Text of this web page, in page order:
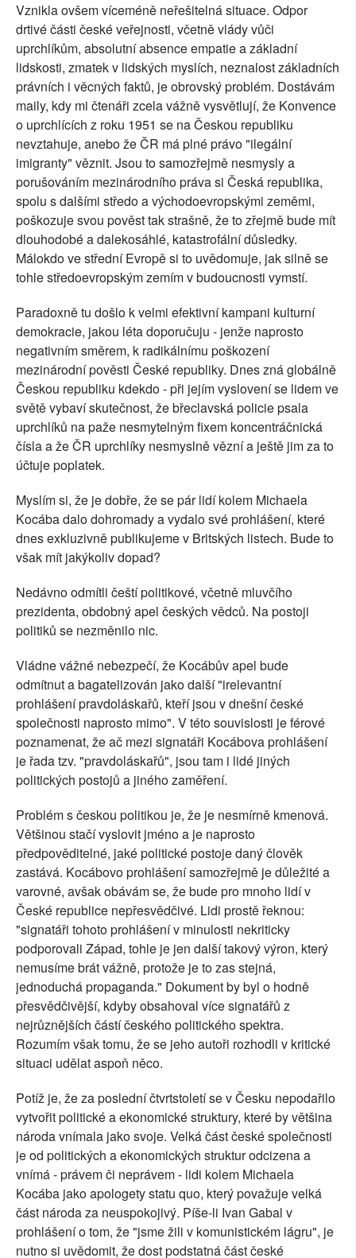
Vznikla ovšem víceméně neřešitelná situace. Odpor
drtivé části české veřejnosti, včetně vlády vůči
uprchlíkům, absolutní absence empatie a základní
lidskosti, zmatek v lidských myslích, neznalost základních
právních i věcných faktů, je obrovský problém. Dostávám
maily, kdy mi čtenáři zcela vážně vysvětlují, že Konvence
o uprchlících z roku 1951 se na Českou republiku
nevztahuje, anebo že ČR má plné právo "ilegální
imigranty" věznit. Jsou to samozřejmě nesmysly a
porušováním mezinárodního práva si Česká republika,
spolu s dalšími středo a východoevropskými zeměmi,
poškozuje svou pověst tak strašně, že to zřejmě bude mít
dlouhodobé a dalekosáhlé, katastrofální důsledky.
Málokdo ve střední Evropě si to uvědomuje, jak silně se
tohle středoevropským zemím v budoucnosti vymstí.
Paradoxně tu došlo k velmi efektivní kampani kulturní
demokracie, jakou léta doporučuju - jenže naprosto
negativním směrem, k radikálnímu poškození
mezinárodní pověsti České republiky. Dnes zná globálně
Českou republiku kdekdo - při jejím vyslovení se lidem ve
světě vybaví skutečnost, že břeclavská policie psala
uprchlíků na paže nesmytelným fixem koncentráčnická
čísla a že ČR uprchlíky nesmyslně vězní a ještě jim za to
účtuje poplatek.
Myslím si, že je dobře, že se pár lidí kolem Michaela
Kocába dalo dohromady a vydalo své prohlášení, které
dnes exkluzivně publikujeme v Britských listech. Bude to
však mít jakýkoliv dopad?
Nedávno odmítli čeští politikové, včetně mluvčího
prezidenta, obdobný apel českých vědců. Na postoji
politiků se nezměnilo nic.
Vládne vážné nebezpečí, že Kocábův apel bude
odmítnut a bagatelizován jako další "irelevantní
prohlášení pravdoláskařů, kteří jsou v dnešní české
společnosti naprosto mimo". V této souvislosti je férové
poznamenat, že ač mezi signatáři Kocábova prohlášení
je řada tzv. "pravdoláskařů", jsou tam i lidé jiných
politických postojů a jiného zaměření.
Problém s českou politikou je, že je nesmírně kmenová.
Většinou stačí vyslovit jméno a je naprosto
předpověditelné, jaké politické postoje daný člověk
zastává. Kocábovo prohlášení samozřejmě je důležité a
varovné, avšak obávám se, že bude pro mnoho lidí v
České republice nepřesvědčivé. Lidi prostě řeknou:
"signatáři tohoto prohlášení v minulosti nekriticky
podporovali Západ, tohle je jen další takový výron, který
nemusíme brát vážně, protože je to zas stejná,
jednoduchá propaganda." Dokument by byl o hodně
přesvědčivější, kdyby obsahoval více signatářů z
nejrůznějších částí českého politického spektra.
Rozumím však tomu, že se jeho autoři rozhodli v kritické
situaci udělat aspoň něco.
Potíž je, že za poslední čtvrtstoletí se v Česku nepodařilo
vytvořit politické a ekonomické struktury, které by většina
národa vnímala jako svoje. Velká část české společnosti
je od politických a ekonomických struktur odcizena a
vnímá - právem či neprávem - lidi kolem Michaela
Kocába jako apologety statu quo, který považuje velká
část národa za neuspokojivý. Píše-li Ivan Gabal v
prohlášení o tom, že "jsme žili v komunistickém lágru", je
nutno si uvědomit, že dost podstatná část české